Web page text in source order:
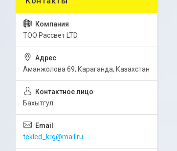
ТОО Рассвет LTD
Аманжолова 69, Караганда, Казахстан
Бахытгул
tekled_krg@mail.ru